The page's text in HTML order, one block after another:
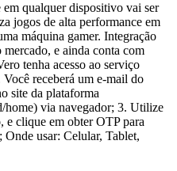
qualquer dispositivo vai ser
jogos de alta performance em
máquina gamer. Integração
e ainda conta com
tenha acesso ao serviço
receberá um e-mail do
site da plataforma
home) via navegador; 3. Utilize
e clique em obter OTP para
Onde usar: Celular, Tablet,